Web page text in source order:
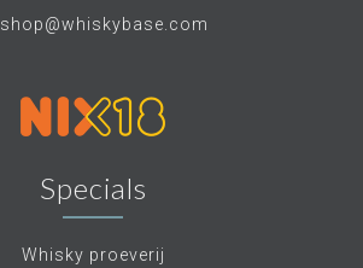
shop@whiskybase.com
Specials
Whisky proeverij